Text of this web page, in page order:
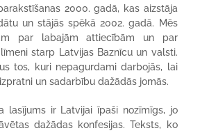
2000. gadā, kas aizstāja
un stājās spēkā 2002. gadā. Mēs
par labajām attiecībām un par
starp Latvijas Baznīcu un valsti.
tos, kuri nepagurdami darbojās, lai
un sadarbību dažādās jomās.
lasījums ir Latvijai īpaši nozīmīgs, jo
dažādas konfesijas. Teksts, ko